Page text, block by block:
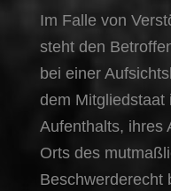
Im Falle von
steht den
bei einer
dem Mitgliedstaat
Aufenthalts, ihres
Orts des
Beschwerderecht